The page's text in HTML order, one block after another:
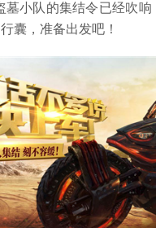
墓小队的集结令已经吹
囊，准备出发吧！